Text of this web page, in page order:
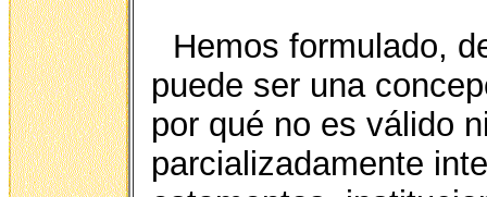
Hemos formulado,
puede ser una
por qué no es válido
parcializadamente